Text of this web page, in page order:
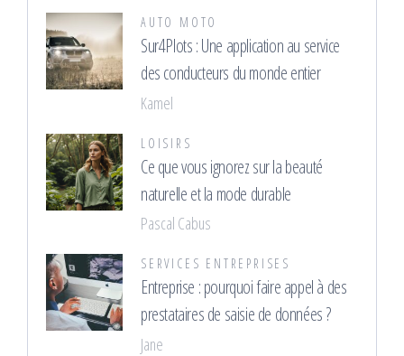
AUTO MOTO
Sur4Plots : Une application au service
des conducteurs du monde entier
Kamel
LOISIRS
Ce que vous ignorez sur la beauté
naturelle et la mode durable
Pascal Cabus
SERVICES ENTREPRISES
Entreprise : pourquoi faire appel à des
prestataires de saisie de données ?
Jane